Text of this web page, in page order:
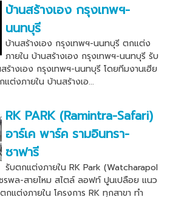
บ้านสร้างเอง กรุงเทพฯ-
นนทบุรี
บ้านสร้างเอง กรุงเทพฯ-นนทบุรี ตกแต่ง
ภายใน บ้านสร้างเอง กรุงเทพฯ-นนทบุรี รับ
างเอง กรุงเทพฯ-นนทบุรี โดยทีมงานเฮีย
ต่งภายใน บ้านสร้างเอ...
RK PARK (Ramintra-Safari)
อาร์เค พาร์ค รามอินทรา-
ซาฟารี
รับตกแต่งภายใน RK Park (Watcharapol
รพล-สายไหม สไตล์ ลอฟท์ ปูนเปลือย แนว
แต่งภายใน โครงการ RK ทุกสาขา ทำ